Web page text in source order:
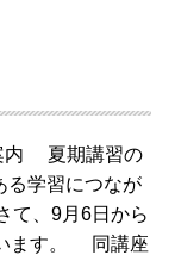
内 夏期講習の
る学習につなが
て、9月6日から
ます。 同講座